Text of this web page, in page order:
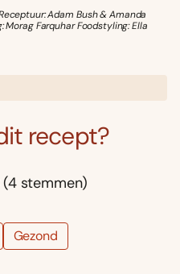
Adam Bush & Amanda
Farquhar Foodstyling: Ella
recept?
stemmen)
Gezond